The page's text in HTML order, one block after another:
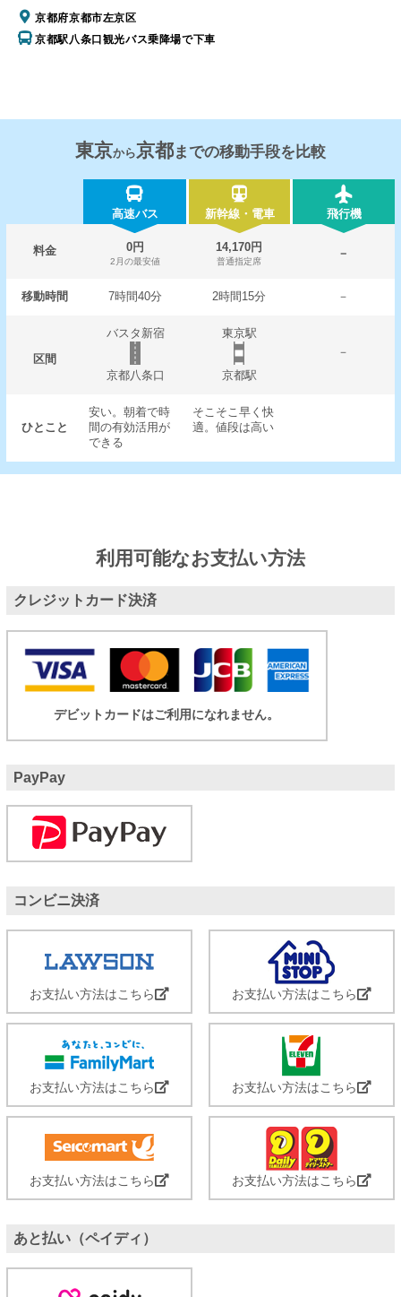
京都府京都市左京区
京都駅八条口観光バス乗降場で下車
東京から京都までの移動手段を比較
高速バス 新幹線・電車 飛行機
料金 0円
2月の最安値
14,170円
普通指定席
－
移動時間 7時間40分 2時間15分 －
区間
バスタ新宿
東京駅
－
京都八条口
京都駅
ひとこと
安い。朝着で時
間の有効活用が
できる
そこそこ早く快
適。値段は高い
利用可能なお支払い方法
クレジットカード決済
デビットカードはご利用になれません。
PayPay
コンビニ決済
お支払い方法はこちら お支払い方法はこちら
お支払い方法はこちら お支払い方法はこちら
お支払い方法はこちら お支払い方法はこちら
あと払い（ペイディ）